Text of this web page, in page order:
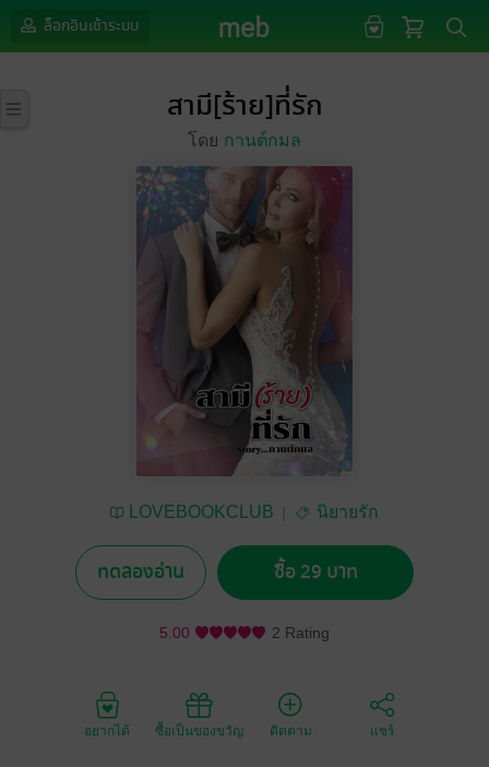
ล็อกอินเข้าระบบ
สามี[ร้าย]ที่รัก
โดย กานต์กมล
LOVEBOOKCLUB นิยายรัก
ทดลองอ่าน ซื้อ 29 บาท
5.00 2 Rating
อยากได้ ซื้อเป็นของขวัญ ติดตาม แชร์